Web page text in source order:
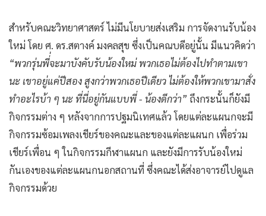
สำหรับคณะวิทยาศาสตร์ ไม่มีนโยบายส่งเสริม การจัดงานรับน้อง
ใหม่ โดย ศ. ดร.สตางค์ มงคลสุข ซึ่งเป็นคณบดีอยู่นั้น มีแนวคิดว่า
“พวกรุ่นพี่่จะมาบังคับรับน้องใหม่ พวกเธอไม่ต้องไปทำตามเขา
นะ เขาอยู่แค่ปีสอง สูงกว่าพวกเธอปีเดียว ไม่ต้องให้พวกเขามาสั่ง
ทำอะไรบ้า ๆ นะ ที่นี่อยู่กันแบบพี่ - น้องดีกว่า” ถึงกระนั้นก็ยังมี
กิจกรรมต่าง ๆ หลังจากการปฐมนิเทศแล้ว โดยแต่ละแผนกจะมี
กิจกรรมซ้อมเพลงเชียร์ของคณะและของแต่ละแผนก เพื่อร่วม
เชียร์เพื่อน ๆ ในกิจกรรมกีฬาแผนก และยังมีการรับน้องใหม่
กันเองของแต่ละแผนกนอกสถานที่ ซึ่งคณะได้ส่งอาจารย์ไปดูแล
กิจกรรมด้วย